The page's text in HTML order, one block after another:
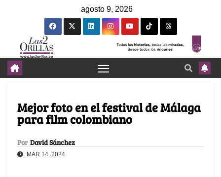
agosto 9, 2026
Mejor foto en el festival de Málaga
para film colombiano
Por David Sánchez
MAR 14, 2024